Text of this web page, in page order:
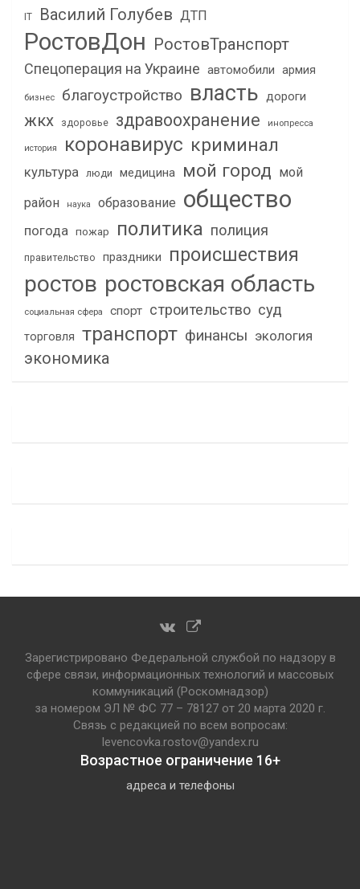
IT Василий Голубев ДТП
РостовДон РостовТранспорт
Спецоперация на Украине автомобили армия
бизнес благоустройство власть дороги
жкх здоровье здравоохранение инопресса
история коронавирус криминал
культура люди медицина мой город мой
район
наука образование общество
погода пожар политика полиция
правительство праздники происшествия
ростов ростовская область
социальная сфера спорт строительство суд
торговля транспорт финансы экология
экономика
Зарегистрировано Федеральной службой по надзору в
сфере связи, информационных технологий и массовых
коммуникаций (Роскомнадзор)
за номером ЭЛ № ФС 77 – 78127 от 20 марта 2020 г.
Связь с редакцией по всем вопросам:
levencovka.rostov@yandex.ru
Возрастное ограничение 16+
адреса и телефоны